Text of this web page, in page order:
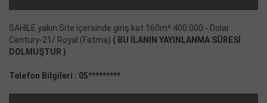
SAHİLE yakın Site içersinde giriş kat 160m² 400.000.- Dolar
Century-21/ Royal (Fatma) ( BU İLANIN YAYINLANMA SÜRESİ
DOLMUŞTUR )
Telefon Bilgileri : 05*********